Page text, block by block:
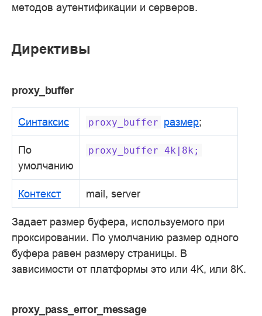
методов аутентификации и серверов.
Директивы
proxy_buffer
Синтаксис proxy_buffer размер;
По
умолчанию
proxy_buffer 4k|8k;
Контекст mail, server
Задает размер буфера, используемого при
проксировании. По умолчанию размер одного
буфера равен размеру страницы. В
зависимости от платформы это или 4K, или 8K.
proxy_pass_error_message